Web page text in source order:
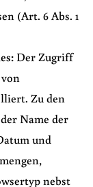
(Art. 6 Abs. 1
Der Zugriff
Zu den
Name der
und
nebst